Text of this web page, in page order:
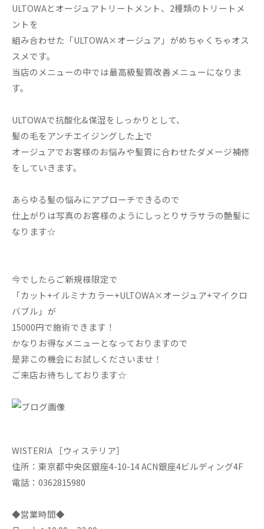
ULTOWAとオージュアトリートメント、2種類のトリートメ
ントを
組み合わせた「ULTOWA×オージュア」がめちゃくちゃオス
スメです。
当店のメニューの中では最高級髪質改善メニューになりま
す。
ULTOWAで抗酸化&保湿をしっかりとして、
髪の毛をアンチエイジングした上で
オージュアでお客様のお悩みや髪質に合わせたダメージ補修
をしていきます。
あらゆる髪の悩みにアプローチできるので
仕上がりは写真のお客様のようにしっとりサラサラの艶髪に
なります☆
今でしたらご新規様限定で
「カット+イルミナカラー+ULTOWA×オージュア+マイクロ
バブル」が
15000円で施術できます！
かなりお得なメニューとなっておりますので
是非この機会にお試しくださいませ！
ご来店お待ちしております☆
WISTERIA ［ウィステリア］
住所：東京都中央区銀座4-10-14 ACN銀座4ビルディング4F
電話：0362815980
◆営業時間◆